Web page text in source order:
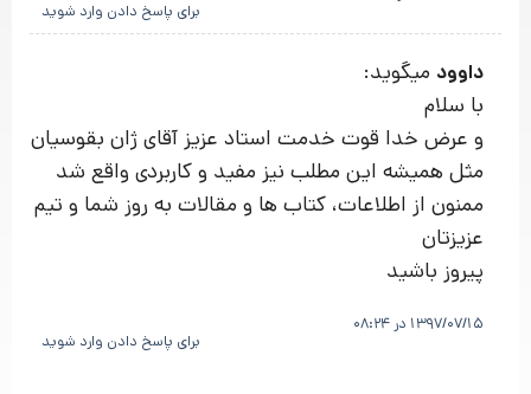
برای پاسخ دادن وارد شوید
داوود میگوید:
با سلام
و عرض خدا قوت خدمت استاد عزیز آقای ژان بقوسیان
مثل همیشه این مطلب نیز مفید و کاربردی واقع شد
ممنون از اطلاعات، کتاب ها و مقالات به روز شما و تیم
عزیزتان
پیروز باشید
1397/07/15 در 08:24
برای پاسخ دادن وارد شوید